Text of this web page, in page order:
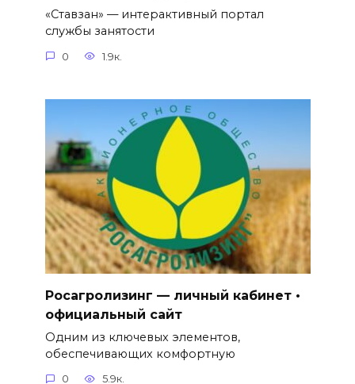
«Ставзан» — интерактивный портал
службы занятости
0 1.9к.
Росагролизинг — личный кабинет •
официальный сайт
Одним из ключевых элементов,
обеспечивающих комфортную
0 5.9к.